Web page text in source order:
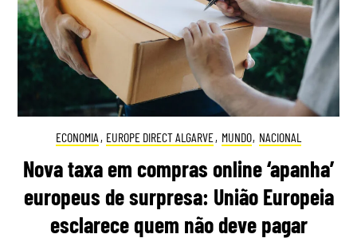
ECONOMIA , EUROPE DIRECT ALGARVE, MUNDO, NACIONAL
Nova taxa em compras online ‘apanha’
europeus de surpresa: União Europeia
esclarece quem não deve pagar